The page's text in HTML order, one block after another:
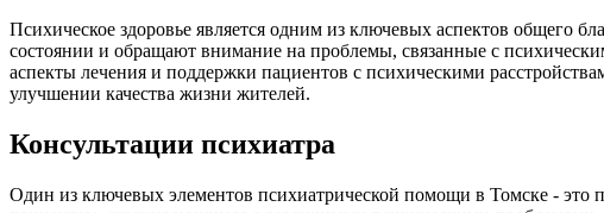
Психическое здоровье является одним из ключевых аспектов общего
состоянии и обращают внимание на проблемы, связанные с
аспекты лечения и поддержки пациентов с психическими
улучшении качества жизни жителей.
Консультации психиатра
Один из ключевых элементов психиатрической помощи в Томске -